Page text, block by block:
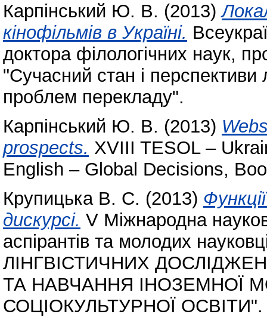
Карпінський Ю. В. (2013)
кінофільмів в Україні.
доктора філологічних наук,
"Сучасний стан і перспективи
проблем перекладу".
Карпінський Ю. В. (2013)
prospects. XVIII TESOL –
English – Global Decisions,
Крупицька В. С. (2013)
дискурсі. V Міжнародна
аспірантів та молодих
ЛІНГВІСТИЧНИХ
ТА НАВЧАННЯ ІНОЗЕМНОЇ
СОЦІОКУЛЬТУРНОЇ ОСВІТИ".